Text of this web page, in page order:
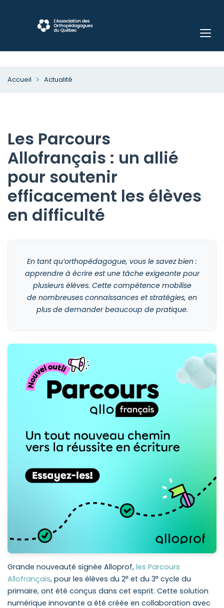
Accueil Actualité
Les Parcours
Allofrançais : un allié
pour soutenir
efficacement les élèves
en difficulté
En tant qu’orthopédagogue, vous le savez bien :
apprendre à écrire est une tâche exigeante pour
plusieurs élèves. Cette compétence mobilise
de nombreuses connaissances et stratégies, en
plus de demander beaucoup de pratique.
Grande nouveauté signée Alloprof, les Parcours
Allofrançais, pour les élèves du 2e et du 3e cycle du
primaire, ont été conçus dans cet esprit. Cette solution
numérique innovante a été créée en collaboration avec